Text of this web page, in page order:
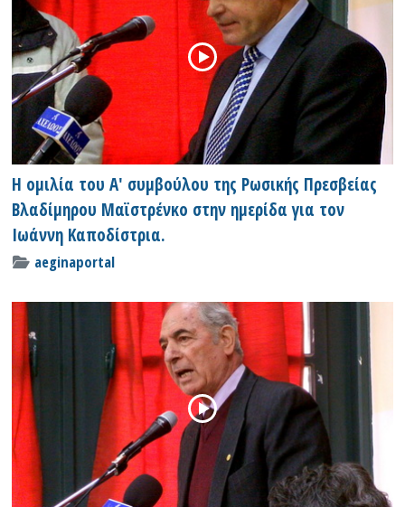
Η ομιλία του Α' συμβούλου της Ρωσικής Πρεσβείας
Βλαδίμηρου Μαϊστρένκο στην ημερίδα για τον
Ιωάννη Καποδίστρια.
aeginaportal